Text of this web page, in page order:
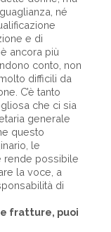
né
e di
ancora più
conto, non
difficili da
C’è tanto
che ci sia
generale
questo
le
rende possibile
la voce, a
di
fratture, puoi